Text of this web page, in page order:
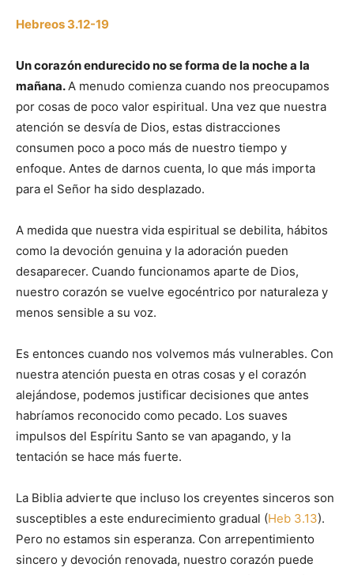
Hebreos 3.12-19
Un corazón endurecido no se forma de la noche a la
mañana.A menudo comienza cuando nos preocupamos
por cosas de poco valor espiritual. Una vez que nuestra
atención se desvía de Dios, estas distracciones
consumen poco a poco más de nuestro tiempo y
enfoque. Antes de darnos cuenta, lo que más importa
para el Señor ha sido desplazado.
A medida que nuestra vida espiritual se debilita, hábitos
como la devoción genuina y la adoración pueden
desaparecer. Cuando funcionamos aparte de Dios,
nuestro corazón se vuelve egocéntrico por naturaleza y
menos sensible a su voz.
Es entonces cuando nos volvemos más vulnerables. Con
nuestra atención puesta en otras cosas y el corazón
alejándose, podemos justificar decisiones que antes
habríamos reconocido como pecado. Los suaves
impulsos del Espíritu Santo se van apagando, y la
tentación se hace más fuerte.
La Biblia advierte que incluso los creyentes sinceros son
susceptibles a este endurecimiento gradual (Heb 3.13).
Pero no estamos sin esperanza. Con arrepentimiento
sincero y devoción renovada, nuestro corazón puede